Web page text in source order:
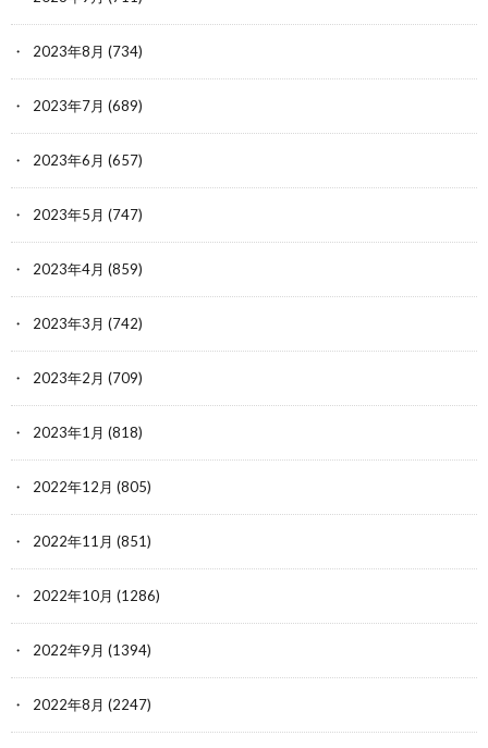
2023年8月 (734)
2023年7月 (689)
2023年6月 (657)
2023年5月 (747)
2023年4月 (859)
2023年3月 (742)
2023年2月 (709)
2023年1月 (818)
2022年12月 (805)
2022年11月 (851)
2022年10月 (1286)
2022年9月 (1394)
2022年8月 (2247)